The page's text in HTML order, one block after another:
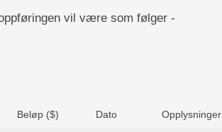
vil være som følger -
Beløp ($) Dato Opplysninger